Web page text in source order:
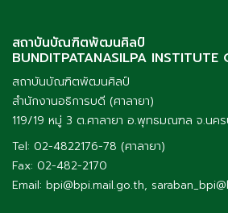
สถาบันบัณฑิตพัฒนศิลป์
BUNDITPATANASILPA INSTITUTE
สถาบันบัณฑิตพัฒนศิลป์
สำนักงานอธิการบดี (ศาลายา)
119/19 หมู่ 3 ต.ศาลายา อ.พุทธมณฑล จ.นค
Tel: 02-4822176-78 (ศาลายา)
Fax: 02-482-2170
Email: bpi@bpi.mail.go.th,